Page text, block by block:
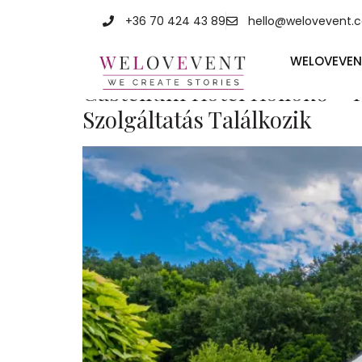
+36 70 424 43 89
Címke:
Castellum Hotel Hollókő –
Szolgáltatás Találkozik